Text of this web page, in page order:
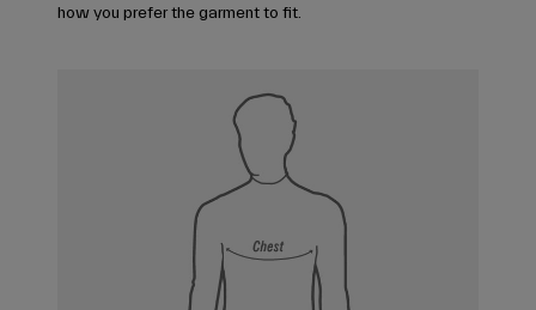
how you prefer the garment to fit.